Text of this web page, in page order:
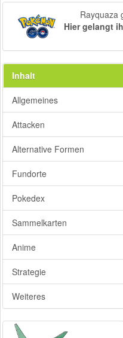
Rayquaza
Hier gelangt
Inhalt
Allgemeines
Attacken
Alternative Formen
Fundorte
Pokedex
Sammelkarten
Anime
Strategie
Weiteres